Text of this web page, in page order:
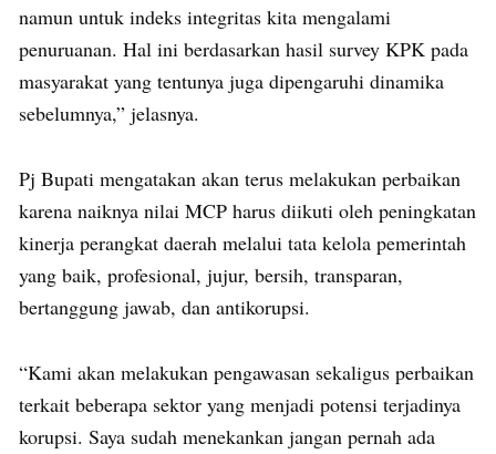
namun untuk indeks integritas kita mengalami
penuruanan. Hal ini berdasarkan hasil survey KPK pada
masyarakat yang tentunya juga dipengaruhi dinamika
sebelumnya,” jelasnya.
Pj Bupati mengatakan akan terus melakukan perbaikan
karena naiknya nilai MCP harus diikuti oleh peningkatan
kinerja perangkat daerah melalui tata kelola pemerintah
yang baik, profesional, jujur, bersih, transparan,
bertanggung jawab, dan antikorupsi.
“Kami akan melakukan pengawasan sekaligus perbaikan
terkait beberapa sektor yang menjadi potensi terjadinya
korupsi. Saya sudah menekankan jangan pernah ada